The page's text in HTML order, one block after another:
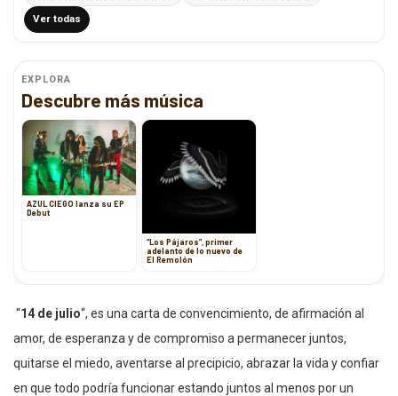
Ver todas
EXPLORA
Descubre más música
AZUL CIEGO lanza su EP
Debut
“Los Pájaros”, primer
adelanto de lo nuevo de
El Remolón
“14 de julio“, es una carta de convencimiento, de afirmación al
amor, de esperanza y de compromiso a permanecer juntos,
quitarse el miedo, aventarse al precipicio, abrazar la vida y confiar
en que todo podría funcionar estando juntos al menos por un